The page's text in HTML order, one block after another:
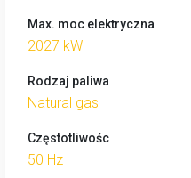
Max. moc elektryczna
2027 kW
Rodzaj paliwa
Natural gas
Częstotliwośc
50 Hz